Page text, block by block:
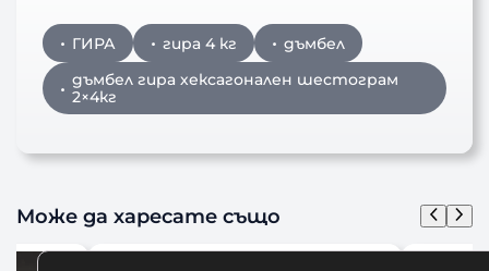
ГИРА гира 4 кг
дъмбел
дъмбел гира хексагонален шестограм
2×4кг
Може да харесате също